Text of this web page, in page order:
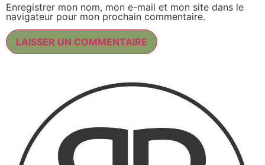
Enregistrer mon nom, mon e-mail et mon site dans le
navigateur pour mon prochain commentaire.